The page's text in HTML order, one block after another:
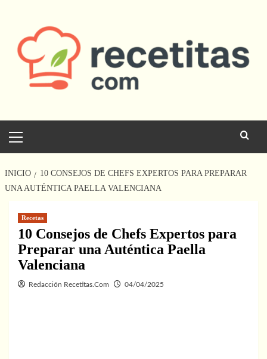
contenido
principal
INICIO
10 CONSEJOS DE CHEFS EXPERTOS PARA PREPARAR
UNA AUTÉNTICA PAELLA VALENCIANA
Recetas
10 Consejos de Chefs Expertos para
Preparar una Auténtica Paella
Valenciana
Redacción Recetitas.Com 04/04/2025